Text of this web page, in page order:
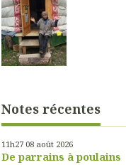
Notes récentes
11h27 08 août 2026
De parrains à poulains